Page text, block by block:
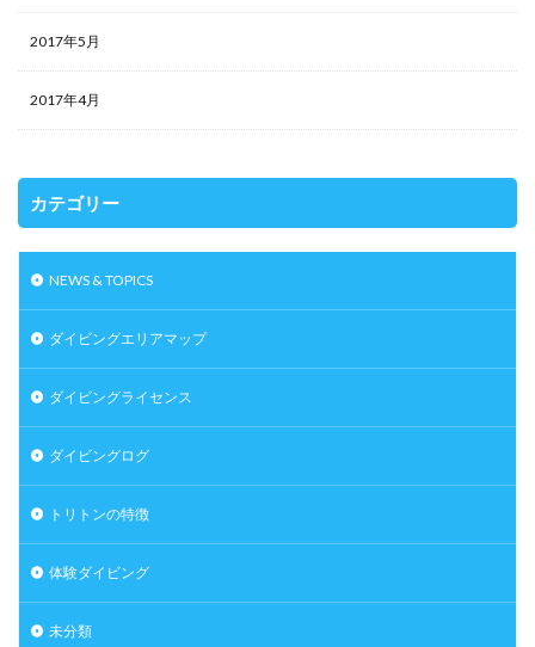
2017年5月
2017年4月
カテゴリー
NEWS & TOPICS
ダイビングエリアマップ
ダイビングライセンス
ダイビングログ
トリトンの特徴
体験ダイビング
未分類